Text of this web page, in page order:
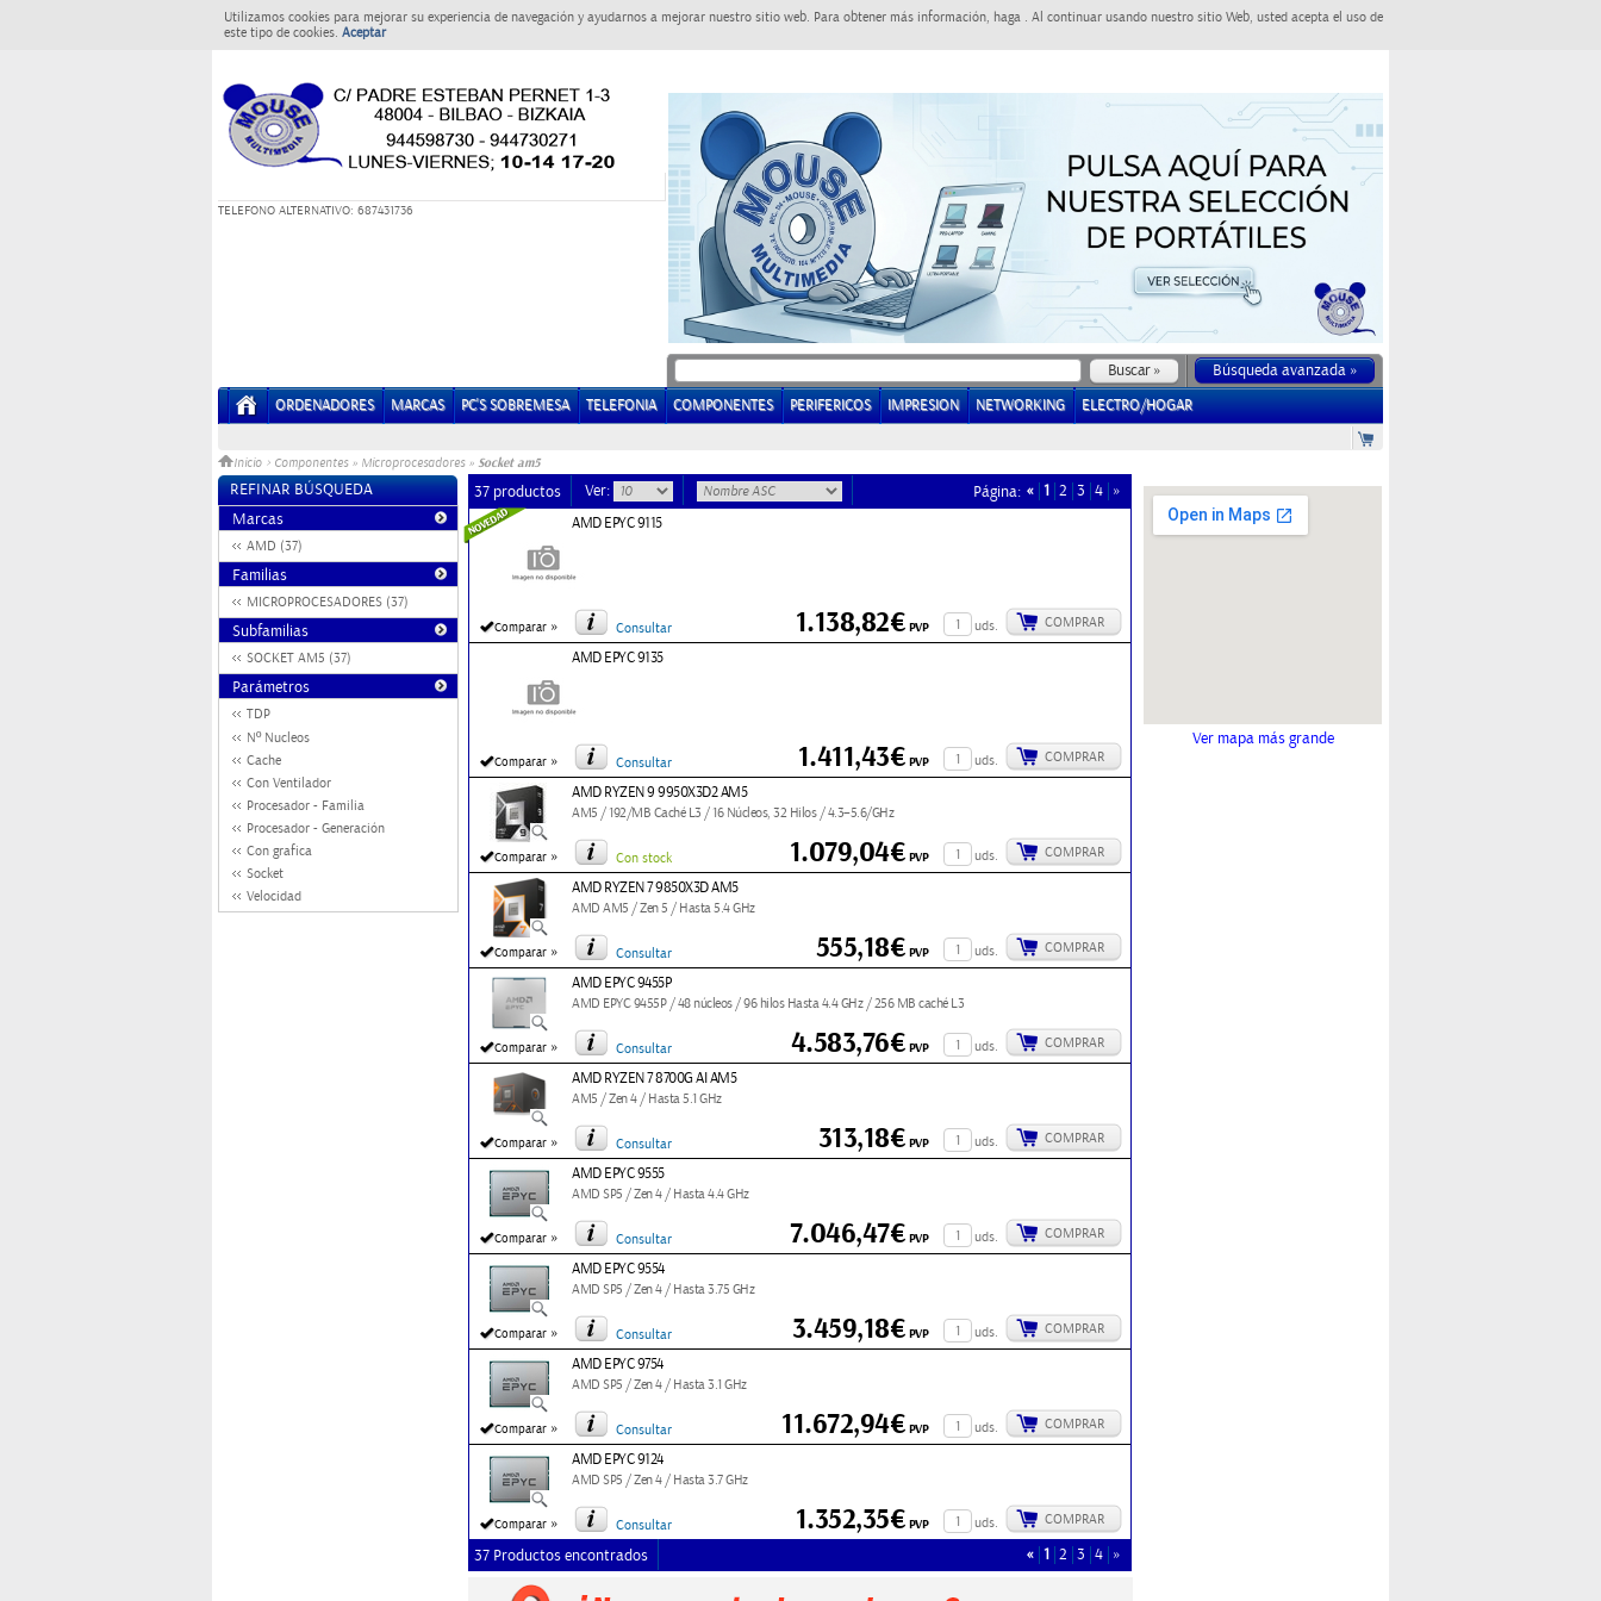
Utilizamos cookies para mejorar su experiencia de navegación y ayudarnos a mejorar nuestro sitio web. Para obtener más información, haga . Al continuar usando nuestro sitio Web, usted acepta el uso de
este tipo de cookies. Aceptar
TELEFONO ALTERNATIVO: 687431736
Búsqueda avanzada »
ORDENADORES MARCAS PC'S SOBREMESA TELEFONIA COMPONENTES PERIFERICOS IMPRESION NETWORKING ELECTRO/HOGAR
Inicio > Componentes » Microprocesadores » Socket am5
REFINAR BÚSQUEDA
Marcas
AMD (37)
Familias
MICROPROCESADORES (37)
Subfamilias
SOCKET AM5 (37)
Parámetros
TDP
Nº Nucleos
Cache
Con Ventilador
Procesador - Familia
Procesador - Generación
Con grafica
Socket
Velocidad
37 productos Ver: Página: « 1 2 3 4 »
Comparar »
AMD EPYC 9115
Consultar uds. COMPRAR
1.138,82€PVP
Comparar »
AMD EPYC 9135
Consultar uds. COMPRAR
1.411,43€PVP
Comparar »
AMD RYZEN 9 9950X3D2 AM5
AM5 / 192/MB Caché L3 / 16 Núcleos, 32 Hilos / 4.3–5.6/GHz
Con stock uds. COMPRAR
1.079,04€PVP
Comparar »
AMD RYZEN 7 9850X3D AM5
AMD AM5 / Zen 5 / Hasta 5.4 GHz
Consultar uds. COMPRAR
555,18€PVP
Comparar »
AMD EPYC 9455P
AMD EPYC 9455P / 48 núcleos / 96 hilos Hasta 4.4 GHz / 256 MB caché L3
Consultar uds. COMPRAR
4.583,76€PVP
Comparar »
AMD RYZEN 7 8700G AI AM5
AM5 / Zen 4 / Hasta 5.1 GHz
Consultar uds. COMPRAR
313,18€PVP
Comparar »
AMD EPYC 9555
AMD SP5 / Zen 4 / Hasta 4.4 GHz
Consultar uds. COMPRAR
7.046,47€PVP
Comparar »
AMD EPYC 9554
AMD SP5 / Zen 4 / Hasta 3.75 GHz
Consultar uds. COMPRAR
3.459,18€PVP
Comparar »
AMD EPYC 9754
AMD SP5 / Zen 4 / Hasta 3.1 GHz
Consultar uds. COMPRAR
11.672,94€PVP
Comparar »
AMD EPYC 9124
AMD SP5 / Zen 4 / Hasta 3.7 GHz
Consultar uds. COMPRAR
1.352,35€PVP
37 Productos encontrados « 1 2 3 4 »
Ver mapa más grande